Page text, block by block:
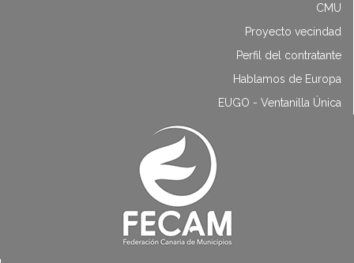
CMU
Proyecto vecindad
Perfil del contratante
Hablamos de Europa
EUGO - Ventanilla Única